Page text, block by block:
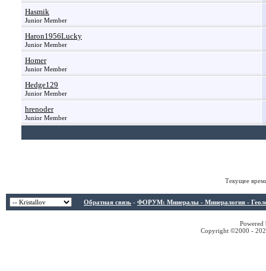
Hasmik
Junior Member
Haron1956Lucky
Junior Member
Homer
Junior Member
Hedge129
Junior Member
hrenoder
Junior Member
Текущее
Обратная связь - ФОРУМ: Минералы - Минералогия -
Copyright ©2000 -